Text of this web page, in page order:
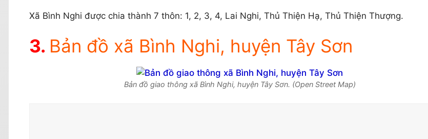
Xã Bình Nghi được chia thành 7 thôn: 1, 2, 3, 4, Lai Nghi, Thủ Thiện Hạ, Thủ Thiện Thượng.
Bản đồ xã Bình Nghi, huyện Tây Sơn
Bản đồ giao thông xã Bình Nghi, huyện Tây Sơn. (Open Street Map)